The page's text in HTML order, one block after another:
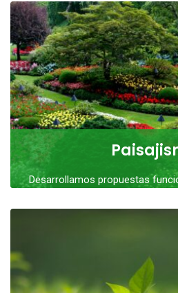
sistemas de riego
LEER MÁS
Desarrollamos propuestas